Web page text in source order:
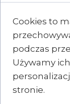
Typ
(min-
Metoda
Spirala
Metoda
Cookies to
podczas
Używamy
stronie.